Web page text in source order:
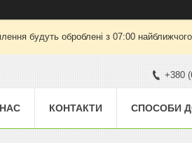
будуть оброблені з 07:00
+380
КОНТАКТИ СПОСОБИ